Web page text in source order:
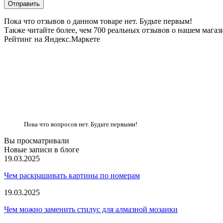
Пока что отзывов о данном товаре нет. Будьте первым!
Также читайте более, чем 700 реальных отзывов о нашем
Рейтинг на Яндекс.Маркете
Пока что вопросов нет. Будьте первыми!
Вы просматривали
Новые записи в блоге
19.03.2025
Чем раскрашивать картины по номерам
19.03.2025
Чем можно заменить стилус для алмазной мозаики